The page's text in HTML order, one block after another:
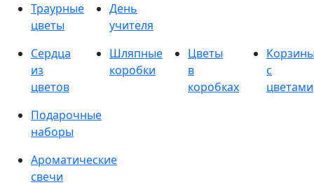
Траурные
цветы
День
учителя
Сердца
из
цветов
Шляпные
коробки
Цветы
в
коробках
с
цветами
Подарочные
наборы
Ароматические
свечи